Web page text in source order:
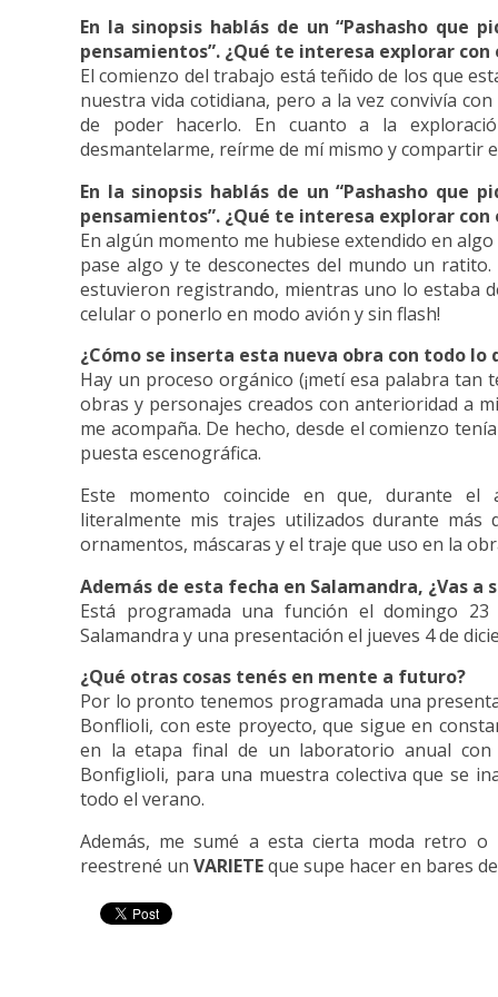
En la sinopsis hablás de un “Pashasho que
pensamientos”. ¿Qué te interesa explorar con
El comienzo del trabajo está teñido de los que
nuestra vida cotidiana, pero a la vez convivía
de poder hacerlo. En cuanto a la
desmantelarme, reírme de mí mismo y compartir
En la sinopsis hablás de un “Pashasho que
pensamientos”. ¿Qué te interesa explorar con
En algún momento me hubiese extendido en
pase algo y te desconectes del mundo un
estuvieron registrando, mientras uno lo estaba
celular o ponerlo en modo avión y sin flash!
¿Cómo se inserta esta nueva obra con todo
Hay un proceso orgánico (¡metí esa palabra
obras y personajes creados con anterioridad a
me acompaña. De hecho, desde el comienzo
puesta escenográfica.
Este momento coincide en que, durante el
literalmente mis trajes utilizados durante más
ornamentos, máscaras y el traje que uso en la
Además de esta fecha en Salamandra, ¿Vas
Está programada una función el domingo
Salamandra y una presentación el jueves 4 de
¿Qué otras cosas tenés en mente a futuro?
Por lo pronto tenemos programada una
Bonflioli, con este proyecto, que sigue en
en la etapa final de un laboratorio anual
Bonfiglioli, para una muestra colectiva que se
todo el verano.
Además, me sumé a esta cierta moda retro
reestrené un VARIETEque supe hacer en bares